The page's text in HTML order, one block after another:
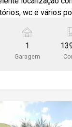
wc e vários
1
Garagem